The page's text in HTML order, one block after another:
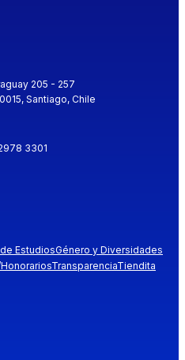
205 - 257
Santiago, Chile
3301
EstudiosGénero y Diversidades
TransparenciaTiendita